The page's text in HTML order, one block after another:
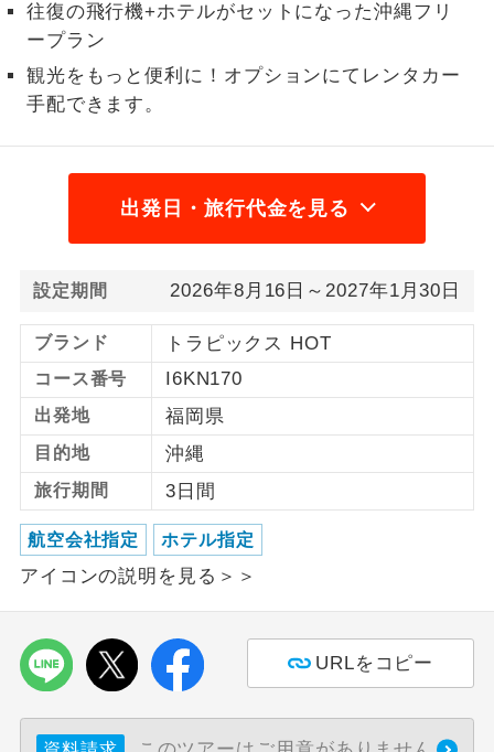
往復の飛行機+ホテルがセットになった沖縄フリ
ープラン
観光をもっと便利に！オプションにてレンタカー
手配できます。
出発日・旅行代金を見る
設定期間 2026年8月16日～2027年1月30日
ブランド トラピックス HOT
コース番号 I6KN170
出発地 福岡県
目的地 沖縄
旅行期間 3日間
航空会社指定 ホテル指定
アイコンの説明を見る＞＞
URLをコピー
1名様催行
す。
スです。
金
コースです。
ご夫婦限定
ご夫婦限定でご参加いただけるコースで
す。
女性限定
女性限定でご参加いただけるコースで
す。
年齢制限あり
ご参加にあたり年齢に制限があるコース
です。
航空会社指定
利用航空会社が指定なので、ご出発の計
画にとても便利です。
す。
おひとり様バ
おひとり様でバス席を2席利⽤できま
す。